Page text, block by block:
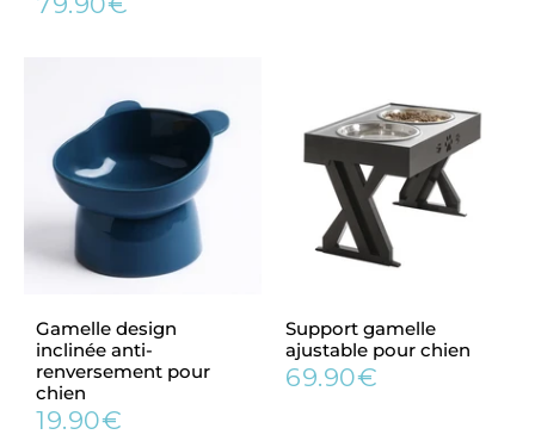
Prix
Gamelle design
inclinée anti-
renversement pour
chien
Prix
19.90€
Support gamelle
ajustable pour chien
Prix
69.90€